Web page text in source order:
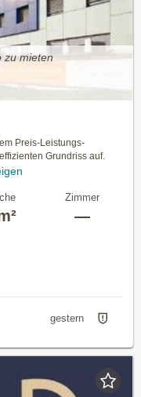
zu mieten
Preis-Leistungs-
Grundriss auf.
Zimmer
—
gestern